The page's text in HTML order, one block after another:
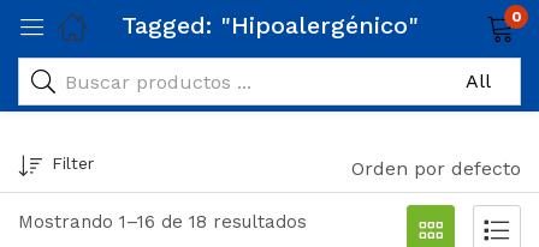
Tagged: "Hipoalergénico" 0
Mostrando 1–16 de 18 resultados
Filter Orden por defecto